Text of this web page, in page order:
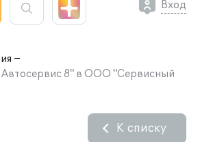
Вход
8" в ООО "Сервисный
К списку